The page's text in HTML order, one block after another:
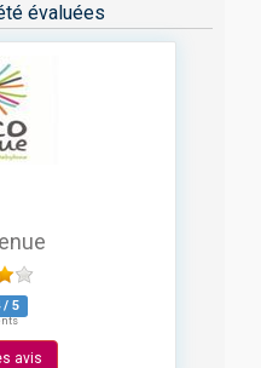
évaluées
/ 5
avis